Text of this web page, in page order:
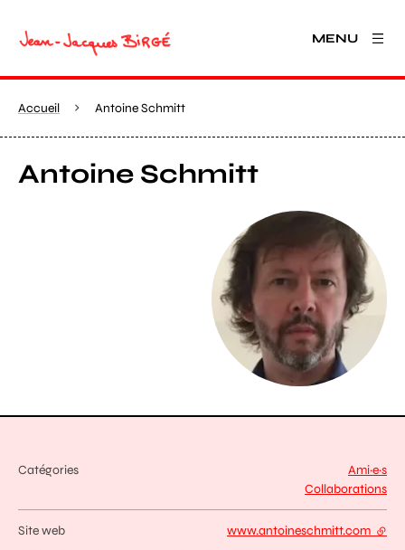
MENU
Accueil Antoine Schmitt
Antoine Schmitt
Agrandir
Catégories
Ami·e·s
Collaborations
Site web www.antoineschmitt.com -